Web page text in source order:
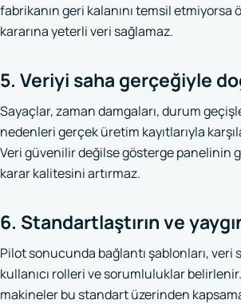
fabrikanın geri kalanını temsil etmiyorsa
kararına yeterli veri sağlamaz.
5. Veriyi saha gerçeğiyle
Sayaçlar, zaman damgaları, durum
nedenleri gerçek üretim kayıtlarıyla
Veri güvenilir değilse gösterge panelinin
karar kalitesini artırmaz.
6. Standartlaştırın ve
Pilot sonucunda bağlantı şablonları, veri
kullanıcı rolleri ve sorumluluklar
makineler bu standart üzerinden kapsama